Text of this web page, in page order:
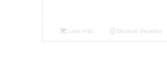
Leer más Mostrar detalles